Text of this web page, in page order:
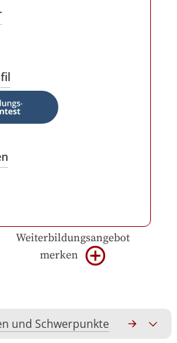
Weiterbildungsangebot
merken
und Schwerpunkte